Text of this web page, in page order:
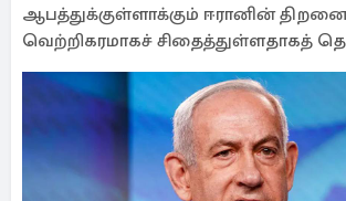
ஆபத்துக்குள்ளாக்கும் ஈரானின்
வெற்றிகரமாகச் சிதைத்துள்ளதாகத்